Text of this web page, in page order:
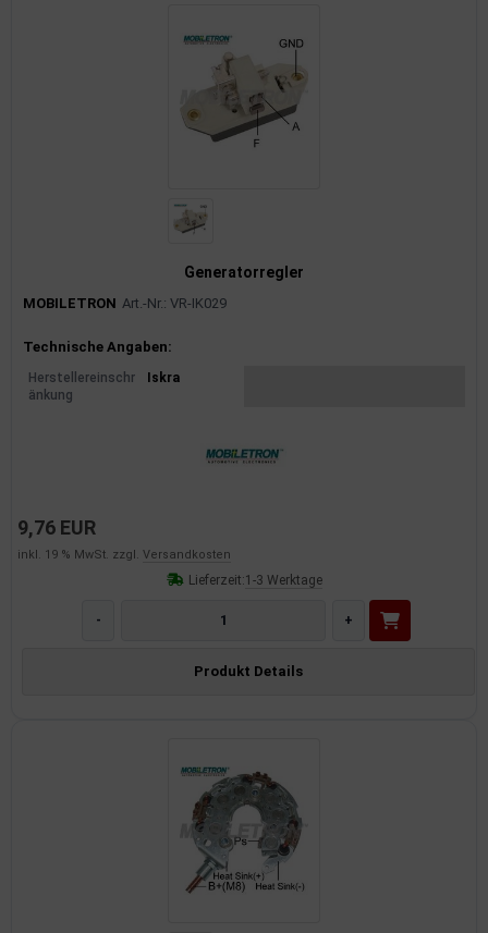
Generatorregler
MOBILETRON Art.-Nr.: VR-IK029
Produktinformationen
Technische Angaben:
Herstellereinschr
änkung
Iskra
9,76 EUR
inkl. 19 % MwSt. zzgl. Versandkosten
Lieferzeit:1-3 Werktage
- +
Produkt Details